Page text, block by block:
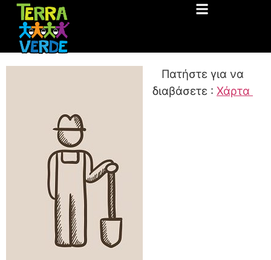
Πατήστε για να
διαβάσετε : Χάρτα